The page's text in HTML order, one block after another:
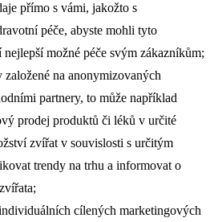
přímo s vámi, jakožto s
péče, abyste mohli tyto
možné péče svým zákazníkům;
na anonymizovaných
partnery, to může například
prodej produktů či léků v určité
zvířat v souvislosti s určitým
trendy na trhu a informovat o
cílených marketingových